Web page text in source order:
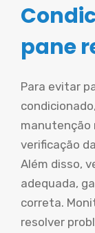
pane
Para evitar
manutenção
verificação
Além disso,
adequada,
correta.
resolver